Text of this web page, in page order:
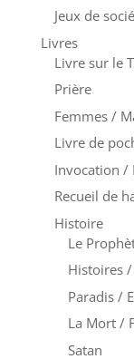
Jeux de
Livres
Livre sur le
Prière
Femmes /
Livre de
Invocation /
Recueil de
Histoire
Histoires
Paradis /
La Mort /
Satan